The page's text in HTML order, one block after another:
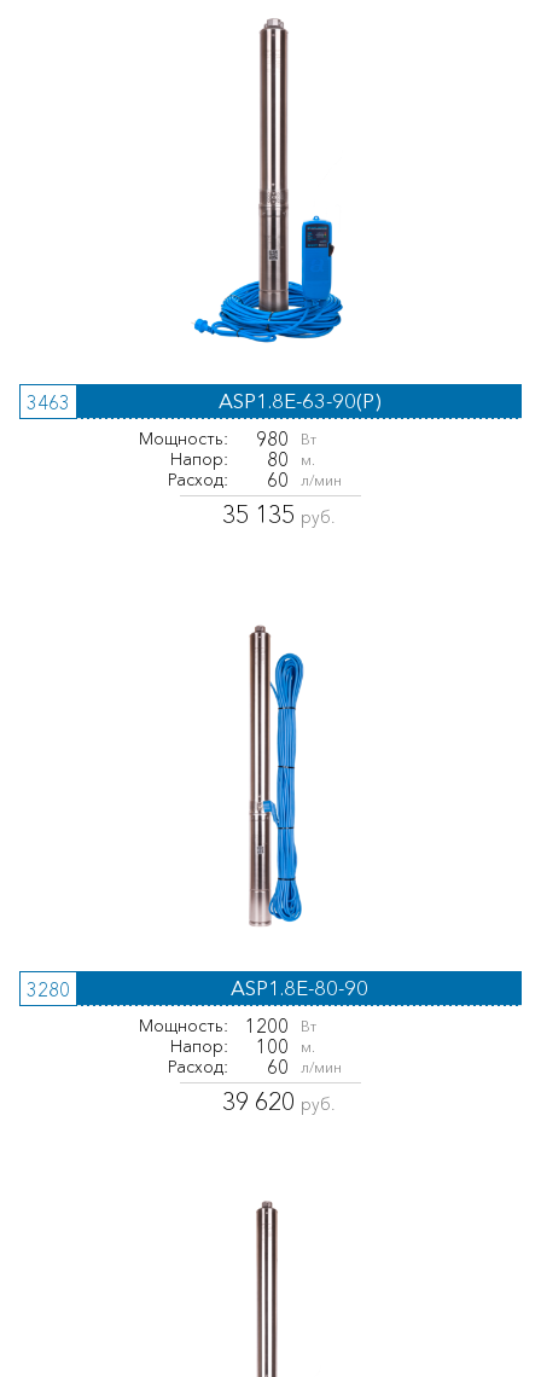
3463 ASP1.8E-63-90(P)
Мощность: 980 Вт
Напор: 80 м.
Расход: 60 л/мин
35 135 руб.
3280 ASP1.8E-80-90
Мощность: 1200 Вт
Напор: 100 м.
Расход: 60 л/мин
39 620 руб.